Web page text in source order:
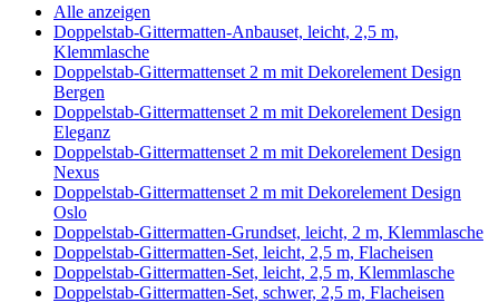
Alle anzeigen
Doppelstab-Gittermatten-Anbauset, leicht, 2,5 m,
Klemmlasche
Doppelstab-Gittermattenset 2 m mit Dekorelement Design
Bergen
Doppelstab-Gittermattenset 2 m mit Dekorelement Design
Eleganz
Doppelstab-Gittermattenset 2 m mit Dekorelement Design
Nexus
Doppelstab-Gittermattenset 2 m mit Dekorelement Design
Oslo
Doppelstab-Gittermatten-Grundset, leicht, 2 m, Klemmlasche
Doppelstab-Gittermatten-Set, leicht, 2,5 m, Flacheisen
Doppelstab-Gittermatten-Set, leicht, 2,5 m, Klemmlasche
Doppelstab-Gittermatten-Set, schwer, 2,5 m, Flacheisen